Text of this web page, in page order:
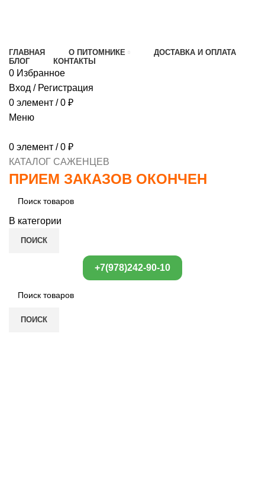
ГЛАВНАЯ О ПИТОМНИКЕ
ДОСТАВКА И ОПЛАТА
БЛОГ
КОНТАКТЫ
0 Избранное
Вход / Регистрация
0 элемент / 0 ₽
Меню
0 элемент / 0 ₽
КАТАЛОГ САЖЕНЦЕВ
ПРИЕМ ЗАКАЗОВ ОКОНЧЕН
В категории
ПОИСК
+7(978)242-90-10
ПОИСК